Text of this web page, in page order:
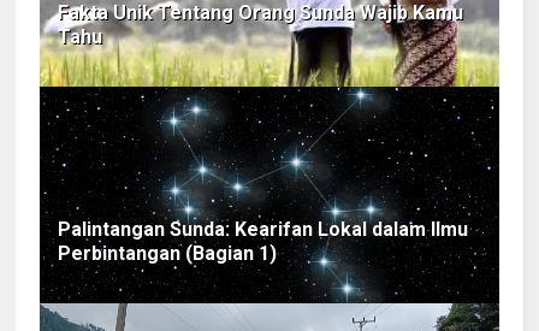
Fakta Unik Tentang Orang Sunda Wajib Kamu
Tahu
Palintangan Sunda: Kearifan Lokal dalam Ilmu
Perbintangan (Bagian 1)